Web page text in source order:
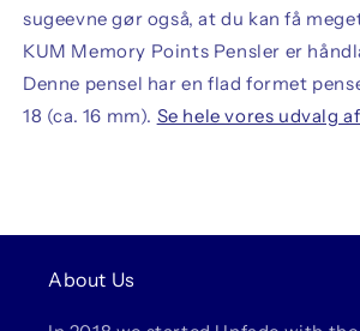
sugeevne gør også, at du kan få
KUM Memory Points Pensler er
Denne pensel har en flad formet
18 (ca. 16 mm). Se hele vores udvalg
About Us